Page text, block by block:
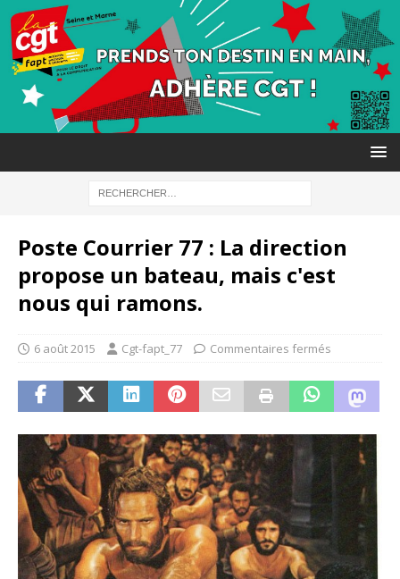
Poste Courrier 77 : La direction
propose un bateau, mais c'est
nous qui ramons.
6 août 2015 Cgt-fapt_77 Commentaires fermés